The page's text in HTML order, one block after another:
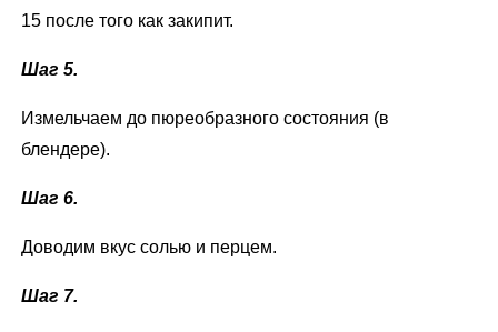
15 после того как закипит.
Шаг 5.
Измельчаем до пюреобразного состояния (в
блендере).
Шаг 6.
Доводим вкус солью и перцем.
Шаг 7.